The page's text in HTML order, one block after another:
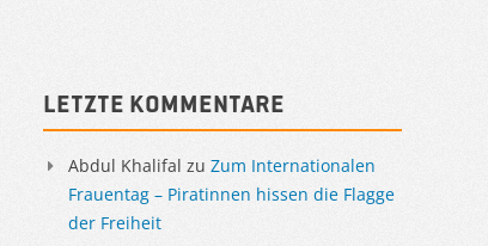
Letzte Kommentare
Abdul Khalifal zu Zum Internationalen
Frauentag – Piratinnen hissen die Flagge
der Freiheit